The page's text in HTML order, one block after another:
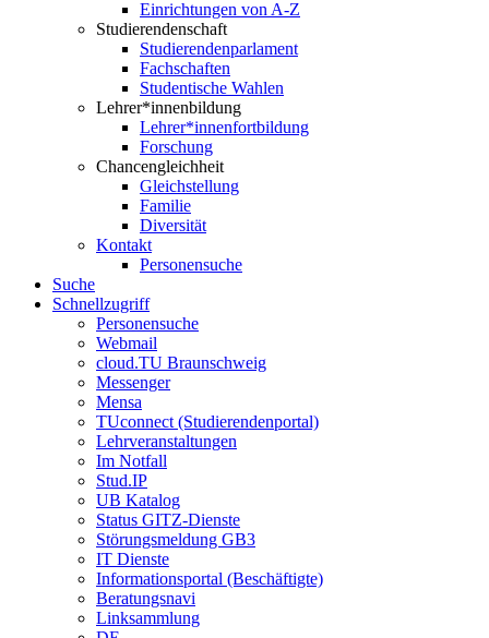
Einrichtungen von A-Z
Studierendenschaft
Studierendenparlament
Fachschaften
Studentische Wahlen
Lehrer*innenbildung
Lehrer*innenfortbildung
Forschung
Chancengleichheit
Gleichstellung
Familie
Diversität
Kontakt
Personensuche
Suche
Schnellzugriff
Personensuche
Webmail
cloud.TU Braunschweig
Messenger
Mensa
TUconnect (Studierendenportal)
Lehrveranstaltungen
Im Notfall
Stud.IP
UB Katalog
Status GITZ-Dienste
Störungsmeldung GB3
IT Dienste
Informationsportal (Beschäftigte)
Beratungsnavi
Linksammlung